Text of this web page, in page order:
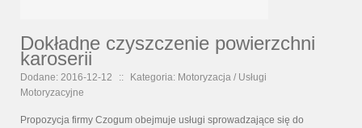
Dokładne czyszczenie powierzchni
karoserii
Dodane: 2016-12-12 ::
Kategoria: Motoryzacja / Usługi
Motoryzacyjne
Propozycja firmy Czogum obejmuje usługi sprowadzające się do